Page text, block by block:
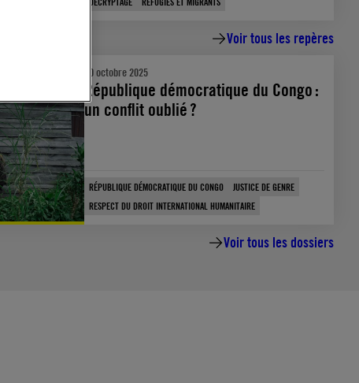
Voir tous les repères
30 octobre 2025
République démocratique du Congo :
un conflit oublié ?
RÉPUBLIQUE DÉMOCRATIQUE DU CONGO
JUSTICE DE GENRE
RESPECT DU DROIT INTERNATIONAL HUMANITAIRE
Voir tous les dossiers